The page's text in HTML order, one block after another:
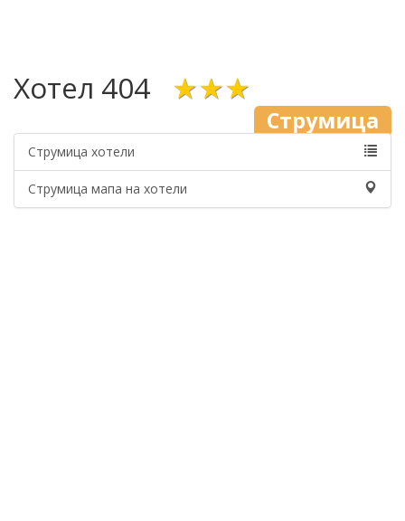
Хотел 404 ★★★
Струмица
Струмица хотели
Струмица мапа на хотели